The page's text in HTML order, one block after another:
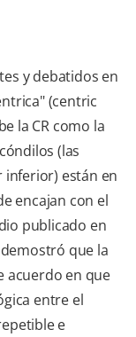
y debatidos en
(centric
la CR como la
(las
inferior) están en
encajan con el
publicado en
que la
acuerdo en que
entre el
e